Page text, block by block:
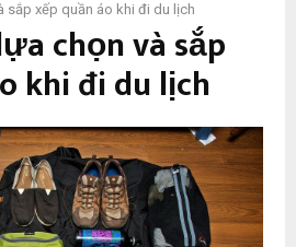
sắp xếp quần áo khi đi du lịch
chọn và sắp
khi đi du lịch